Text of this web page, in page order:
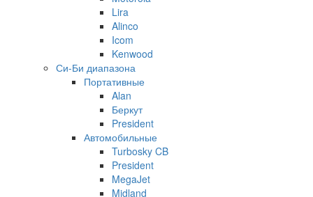
Lira
Alinco
Icom
Kenwood
Си-Би диапазона
Портативные
Alan
Беркут
President
Автомобильные
Turbosky CB
President
MegaJet
Midland